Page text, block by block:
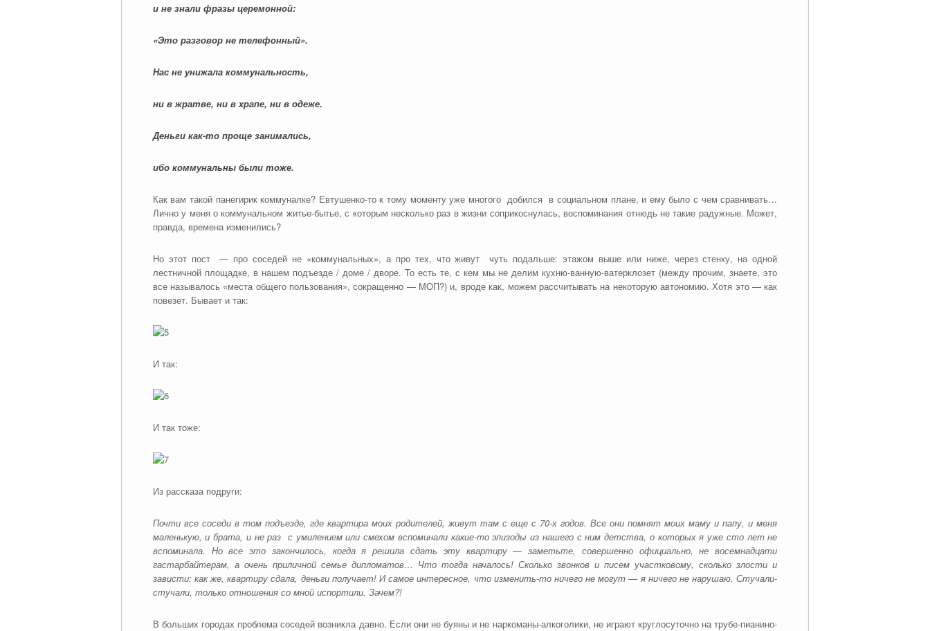
и не знали фразы церемонной:
«Это разговор не телефонный».
Нас не унижала коммунальность,
ни в жратве, ни в храпе, ни в одеже.
Деньги как-то проще занимались,
ибо коммунальны были тоже.
Как вам такой панегирик коммуналке? Евтушенко-то к тому моменту уже многого добился в социальном плане, и ему было с чем сравнивать…
Лично у меня о коммунальном житье-бытье, с которым несколько раз в жизни соприкоснулась, воспоминания отнюдь не такие радужные. Может,
правда, времена изменились?
Но этот пост — про соседей не «коммунальных», а про тех, что живут чуть подальше: этажом выше или ниже, через стенку, на одной
лестничной площадке, в нашем подъезде / доме / дворе. То есть те, с кем мы не делим кухню-ванную-ватерклозет (между прочим, знаете, это
все называлось «места общего пользования», сокращенно — МОП?) и, вроде как, можем рассчитывать на некоторую автономию. Хотя это — как
повезет. Бывает и так:
И так:
И так тоже:
Из рассказа подруги:
Почти все соседи в том подъезде, где квартира моих родителей, живут там с еще с 70-х годов. Все они помнят моих маму и папу, и меня
маленькую, и брата, и не раз с умилением или смехом вспоминали какие-то эпизоды из нашего с ним детства, о которых я уже сто лет не
вспоминала. Но все это закончилось, когда я решила сдать эту квартиру — заметьте, совершенно официально, не восемнадцати
гастарбайтерам, а очень приличной семье дипломатов… Что тогда началось! Сколько звонков и писем участковому, сколько злости и
зависти: как же, квартиру сдала, деньги получает! И самое интересное, что изменить-то ничего не могут — я ничего не нарушаю. Стучали-
стучали, только отношения со мной испортили. Зачем?!
В больших городах проблема соседей возникла давно. Если они не буяны и не наркоманы-алкоголики, не играют круглосуточно на трубе-пианино-